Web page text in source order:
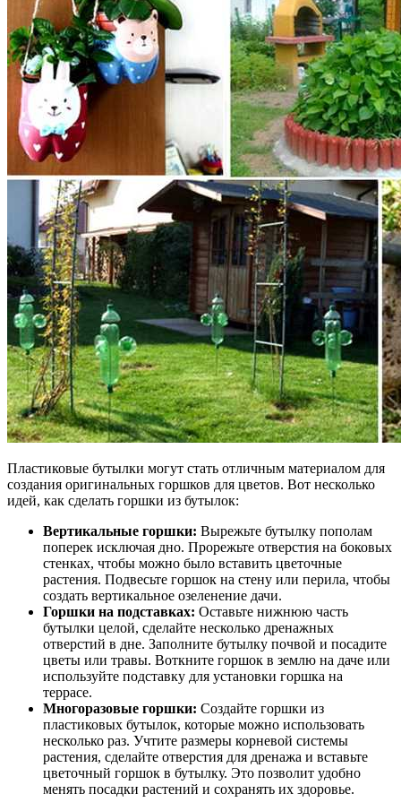
Пластиковые бутылки могут стать отличным материалом для
создания оригинальных горшков для цветов. Вот несколько
идей, как сделать горшки из бутылок:
Вертикальные горшки: Вырежьте бутылку пополам
поперек исключая дно. Прорежьте отверстия на боковых
стенках, чтобы можно было вставить цветочные
растения. Подвесьте горшок на стену или перила, чтобы
создать вертикальное озеленение дачи.
Горшки на подставках: Оставьте нижнюю часть
бутылки целой, сделайте несколько дренажных
отверстий в дне. Заполните бутылку почвой и посадите
цветы или травы. Воткните горшок в землю на даче или
используйте подставку для установки горшка на
террасе.
Многоразовые горшки: Создайте горшки из
пластиковых бутылок, которые можно использовать
несколько раз. Учтите размеры корневой системы
растения, сделайте отверстия для дренажа и вставьте
цветочный горшок в бутылку. Это позволит удобно
менять посадки растений и сохранять их здоровье.